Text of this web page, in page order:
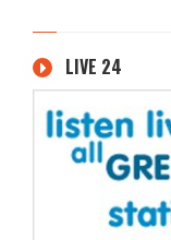
LIVE 24